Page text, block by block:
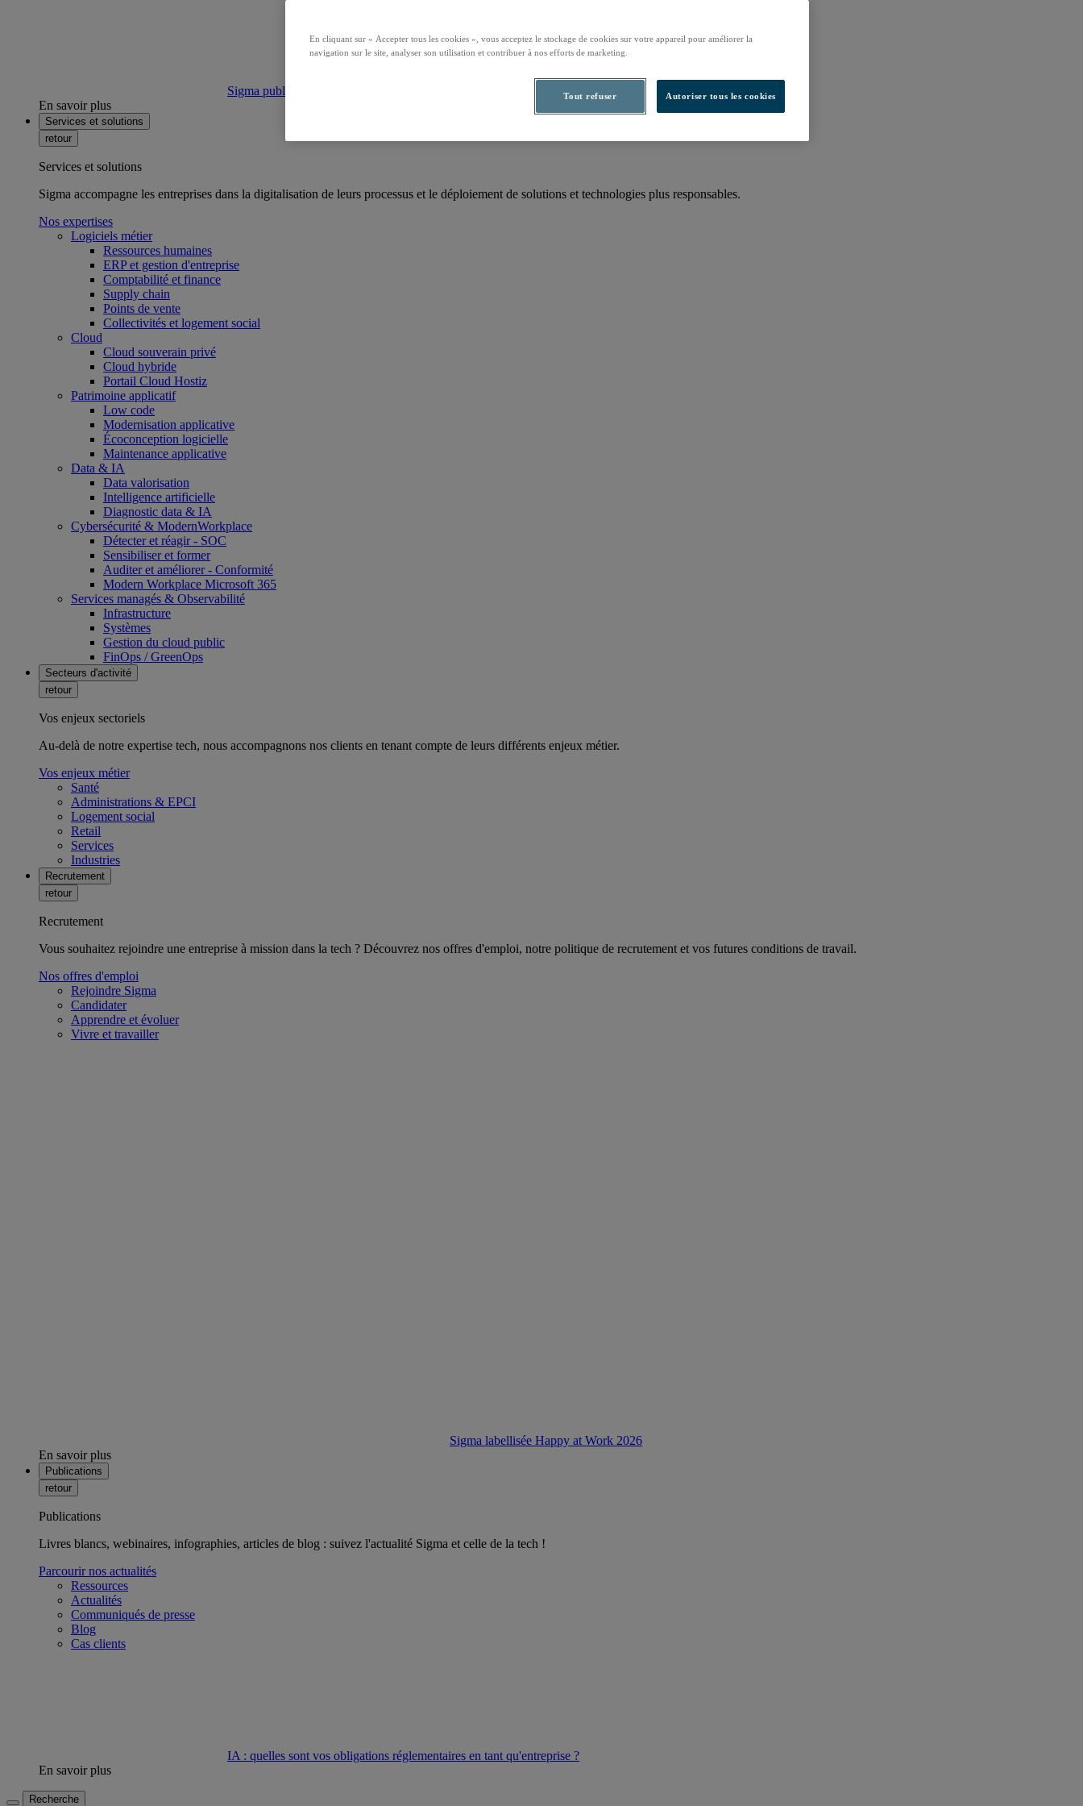
Sigma publie son bilan carbone annuel
En savoir plus
Services et solutions
retour
Services et solutions
Sigma accompagne les entreprises dans la digitalisation de leurs processus et le déploiement de solutions et technologies plus responsables.
Nos expertises
Logiciels métier
Ressources humaines
ERP et gestion d'entreprise
Comptabilité et finance
Supply chain
Points de vente
Collectivités et logement social
Cloud
Cloud souverain privé
Cloud hybride
Portail Cloud Hostiz
Patrimoine applicatif
Low code
Modernisation applicative
Écoconception logicielle
Maintenance applicative
Data & IA
Data valorisation
Intelligence artificielle
Diagnostic data & IA
Cybersécurité & ModernWorkplace
Détecter et réagir - SOC
Sensibiliser et former
Auditer et améliorer - Conformité
Modern Workplace Microsoft 365
Services managés & Observabilité
Infrastructure
Systèmes
Gestion du cloud public
FinOps / GreenOps
Secteurs d'activité
retour
Vos enjeux sectoriels
Au-delà de notre expertise tech, nous accompagnons nos clients en tenant compte de leurs différents enjeux métier.
Vos enjeux métier
Santé
Administrations & EPCI
Logement social
Retail
Services
Industries
Recrutement
retour
Recrutement
Vous souhaitez rejoindre une entreprise à mission dans la tech ? Découvrez nos offres d'emploi, notre politique de recrutement et vos futures conditions de travail.
Nos offres d'emploi
Rejoindre Sigma
Candidater
Apprendre et évoluer
Vivre et travailler
Sigma labellisée Happy at Work 2026
En savoir plus
Publications
retour
Publications
Livres blancs, webinaires, infographies, articles de blog : suivez l'actualité Sigma et celle de la tech !
Parcourir nos actualités
Ressources
Actualités
Communiqués de presse
Blog
Cas clients
IA : quelles sont vos obligations réglementaires en tant qu'entreprise ?
En savoir plus
Recherche
En cliquant sur « Accepter tous les cookies », vous acceptez le stockage de cookies sur votre appareil pour améliorer la
navigation sur le site, analyser son utilisation et contribuer à nos efforts de marketing.
Tout refuser Autoriser tous les cookies